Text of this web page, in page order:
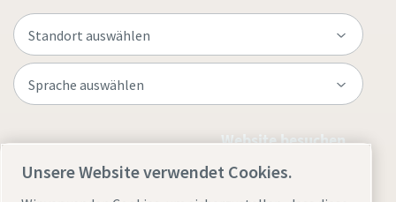
Website besuchen
Unsere Website verwendet Cookies.